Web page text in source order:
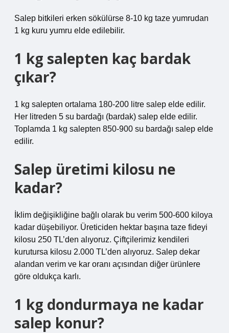
Salep bitkileri erken sökülürse 8-10 kg taze yumrudan
1 kg kuru yumru elde edilebilir.
1 kg salepten kaç bardak
çıkar?
1 kg salepten ortalama 180-200 litre salep elde edilir.
Her litreden 5 su bardağı (bardak) salep elde edilir.
Toplamda 1 kg salepten 850-900 su bardağı salep elde
edilir.
Salep üretimi kilosu ne
kadar?
İklim değişikliğine bağlı olarak bu verim 500-600 kiloya
kadar düşebiliyor. Üreticiden hektar başına taze fideyi
kilosu 250 TL’den alıyoruz. Çiftçilerimiz kendileri
kurutursa kilosu 2.000 TL’den alıyoruz. Salep dekar
alandan verim ve kar oranı açısından diğer ürünlere
göre oldukça karlı.
1 kg dondurmaya ne kadar
salep konur?